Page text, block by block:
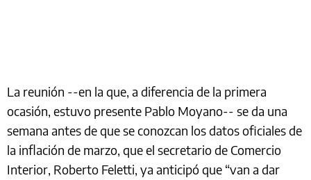
La reunión --en la que, a diferencia de la primera
ocasión, estuvo presente Pablo Moyano-- se da una
semana antes de que se conozcan los datos oficiales de
la inflación de marzo, que el secretario de Comercio
Interior, Roberto Feletti, ya anticipó que “van a dar